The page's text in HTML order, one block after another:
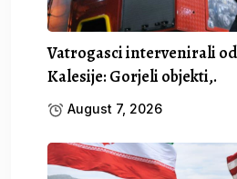
Vatrogasci intervenirali
Kalesije: Gorjeli objekti,.
August 7, 2026